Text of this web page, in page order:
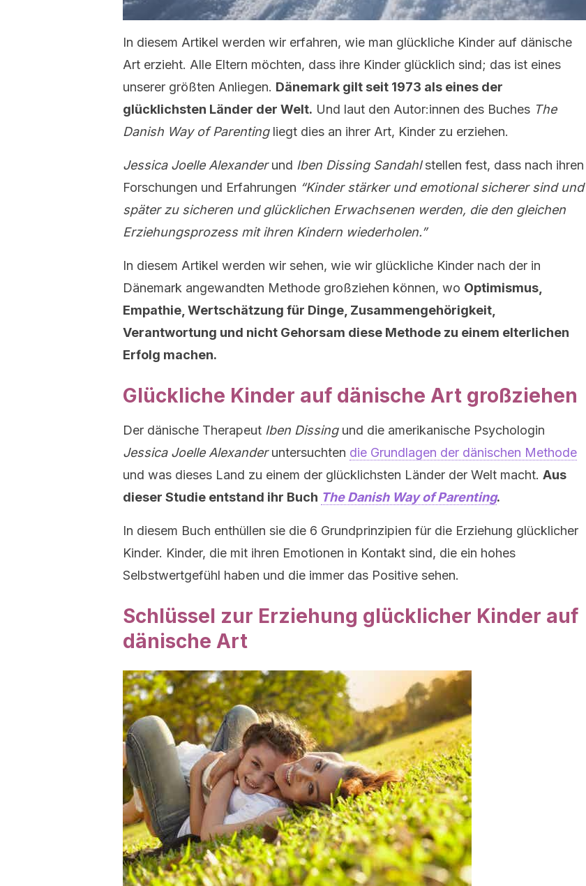
In diesem Artikel werden wir erfahren, wie man glückliche Kinder auf dänische
Art erzieht. Alle Eltern möchten, dass ihre Kinder glücklich sind; das ist eines
unserer größten Anliegen. Dänemark gilt seit 1973 als eines der
glücklichsten Länder der Welt. Und laut den Autor:innen des Buches The
Danish Way of Parentingliegt dies an ihrer Art, Kinder zu erziehen.
Jessica Joelle Alexanderund Iben Dissing Sandahlstellen fest, dass nach ihren
Forschungen und Erfahrungen “Kinder stärker und emotional sicherer sind und
später zu sicheren und glücklichen Erwachsenen werden, die den gleichen
Erziehungsprozess mit ihren Kindern wiederholen.”
In diesem Artikel werden wir sehen, wie wir glückliche Kinder nach der in
Dänemark angewandten Methode großziehen können, wo Optimismus,
Empathie, Wertschätzung für Dinge, Zusammengehörigkeit,
Verantwortung und nicht Gehorsam diese Methode zu einem elterlichen
Erfolg machen.
Glückliche Kinder auf dänische Art großziehen
Der dänische Therapeut Iben Dissingund die amerikanische Psychologin
Jessica Joelle Alexanderuntersuchten die Grundlagen der dänischen Methode
und was dieses Land zu einem der glücklichsten Länder der Welt macht. Aus
dieser Studie entstand ihr Buch The Danish Way of Parenting.
In diesem Buch enthüllen sie die 6 Grundprinzipien für die Erziehung glücklicher
Kinder. Kinder, die mit ihren Emotionen in Kontakt sind, die ein hohes
Selbstwertgefühl haben und die immer das Positive sehen.
Schlüssel zur Erziehung glücklicher Kinder auf
dänische Art